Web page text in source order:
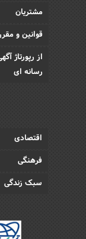
مشتریان
قوانین و
از رپورتاژ
رسانه ای
اقتصادی
فرهنگی
سبک زندگی